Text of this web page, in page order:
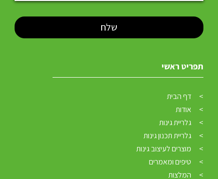
תפריט ראשי
דף הבית
אודות
גלריית גינות
גלריית תכנון גינות
מוצרים לעיצוב גינות
טיפים ומאמרים
המלצות